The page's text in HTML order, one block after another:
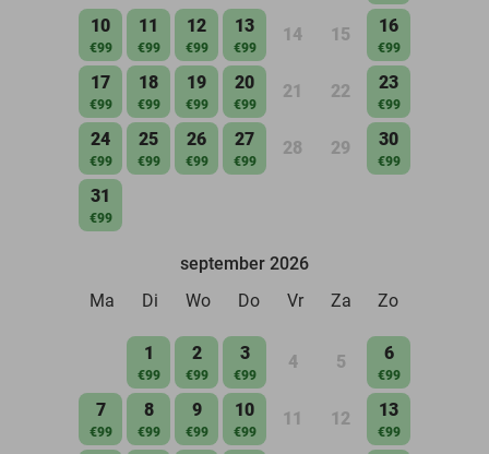
10
€99
11
€99
12
€99
13
€99
14 15 16
€99
17
€99
18
€99
19
€99
20
€99
21 22 23
€99
24
€99
25
€99
26
€99
27
€99
28 29 30
€99
31
€99
september 2026
Ma
Di Wo Do Vr Za Zo
1
€99
2
€99
3
€99
4 5 6
€99
7
€99
8
€99
9
€99
10
€99
11 12 13
€99